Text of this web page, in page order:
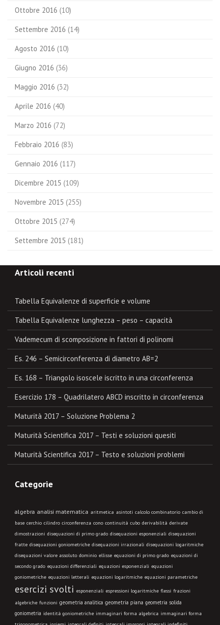
Ottobre 2016 (10)
Settembre 2016 (14)
Agosto 2016 (10)
Giugno 2016 (36)
Maggio 2016 (32)
Aprile 2016 (40)
Marzo 2016 (72)
Febbraio 2016 (83)
Gennaio 2016 (117)
Dicembre 2015 (109)
Novembre 2015 (255)
Ottobre 2015 (274)
Settembre 2015 (181)
Articoli recenti
Tabella Equivalenze di superficie e volume
Tabella Equivalenze lunghezza – peso – capacità
Vademecum di scomposizione in fattori di polinomi
Es. 246 – Semicirconferenza di diametro AB=2
Es. 168 – Triangolo isoscele iscritto in una circonferenza
Esercizio 178 – Quadrilatero ABCD inscritto in circonferenza
Maturità 2017 – Soluzione Problema 2
Maturità Scientifica 2017 – Testi e soluzioni quesiti
Maturità Scientifica 2017 – Testo e soluzioni problemi
Categorie
algebra analisi matematica aritmetica asintoti calcolo combinatorio cambio di
base cerchio cilindro circonferenza cono continuità cubo derivabilità derivate
dimostrazioni disequazioni di primo grado disequazioni esponenziali disequazioni
fratte disequazioni goniometriche disequazioni irrazionali disequazioni logaritmiche
disequazioni valore assoluto dominio ellisse equazioni di primo grado equazioni di
secondo grado equazioni differenziali equazioni esponenziali equazioni
goniometriche equazioni letterali equazioni logaritmiche equazioni parametriche
esercizi svolti esponenziali espressioni logaritmiche flessi frazioni
algebriche funzioni geometria analitica geometria piana geometria solida
goniometria identità goniometriche immaginari forma algebrica immaginari forma